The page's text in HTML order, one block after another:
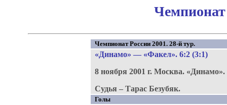
Чемпионат
Чемпионат России 2001. 28-й тур.
«Динамо» — «Факел». 6:2 (3:1)
8 ноября 2001 г. Москва. «Динамо».
Судья – Тарас Безубяк.
Голы